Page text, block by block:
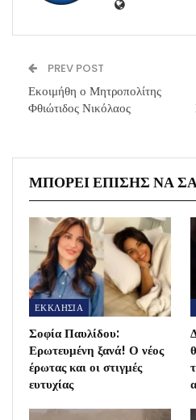
PREV POST
Εκοιμήθη ο Μητροπολίτης
Φθιώτιδος Νικόλαος
ΜΠΟΡΕΊ ΕΠΊΣΗΣ ΝΑ
ΕΚΚΛΗΣΙΑ
Σοφία Παυλίδου:
Ερωτευμένη ξανά! Ο νέος
έρωτας και οι στιγμές
ευτυχίας